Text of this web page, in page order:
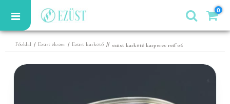
0
Főoldal / Ezüst ékszer / Ezüst karkötő // ezüst karkötő karperec reif 06